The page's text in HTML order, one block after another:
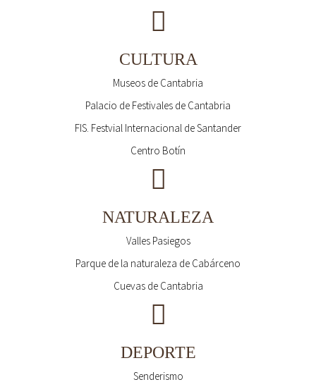
CULTURA
Museos de Cantabria
Palacio de Festivales de Cantabria
FIS. Festvial Internacional de Santander
Centro Botín
NATURALEZA
Valles Pasiegos
Parque de la naturaleza de Cabárceno
Cuevas de Cantabria
DEPORTE
Senderismo